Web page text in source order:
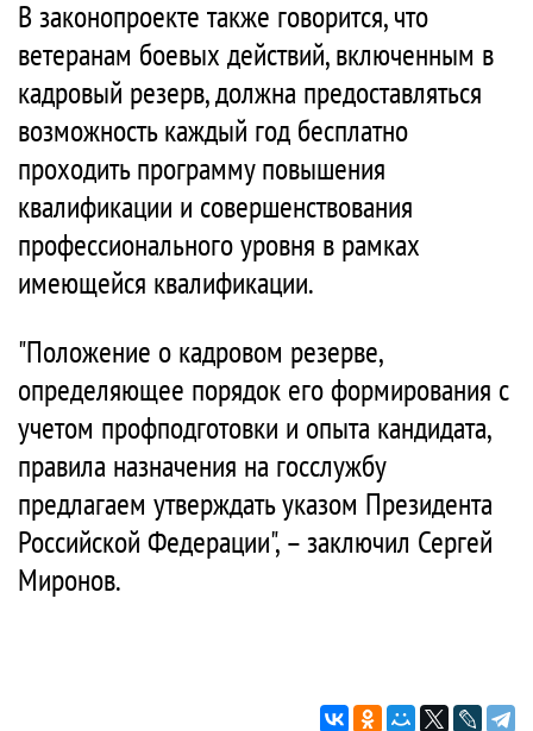
В законопроекте также говорится, что
ветеранам боевых действий, включенным в
кадровый резерв, должна предоставляться
возможность каждый год бесплатно
проходить программу повышения
квалификации и совершенствования
профессионального уровня в рамках
имеющейся квалификации.
"Положение о кадровом резерве,
определяющее порядок его формирования с
учетом профподготовки и опыта кандидата,
правила назначения на госслужбу
предлагаем утверждать указом Президента
Российской Федерации", – заключил Сергей
Миронов.